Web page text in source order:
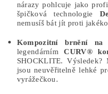
nárazy pohlcuje jako
špičková technologie
nemusíš bát jít proti
Kompozitní brnění na
legendárnímCURV®
SHOCKLITE.
jsou neuvěřitelně lehké
vyrážečkou.